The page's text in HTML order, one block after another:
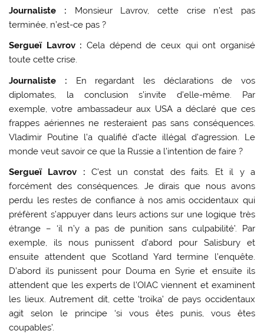
Journaliste : Monsieur Lavrov, cette crise n’est pas
terminée, n’est-ce pas ?
Sergueï Lavrov : Cela dépend de ceux qui ont organisé
toute cette crise.
Journaliste : En regardant les déclarations de vos
diplomates, la conclusion s’invite d’elle-même. Par
exemple, votre ambassadeur aux USA a déclaré que ces
frappes aériennes ne resteraient pas sans conséquences.
Vladimir Poutine l’a qualifié d’acte illégal d’agression. Le
monde veut savoir ce que la Russie a l’intention de faire ?
Sergueï Lavrov : C’est un constat des faits. Et il y a
forcément des conséquences. Je dirais que nous avons
perdu les restes de confiance à nos amis occidentaux qui
préfèrent s’appuyer dans leurs actions sur une logique très
étrange – ‘il n’y a pas de punition sans culpabilité’. Par
exemple, ils nous punissent d’abord pour Salisbury et
ensuite attendent que Scotland Yard termine l’enquête.
D’abord ils punissent pour Douma en Syrie et ensuite ils
attendent que les experts de l’OIAC viennent et examinent
les lieux. Autrement dit, cette ‘troïka’ de pays occidentaux
agit selon le principe ‘si vous êtes punis, vous êtes
coupables’.